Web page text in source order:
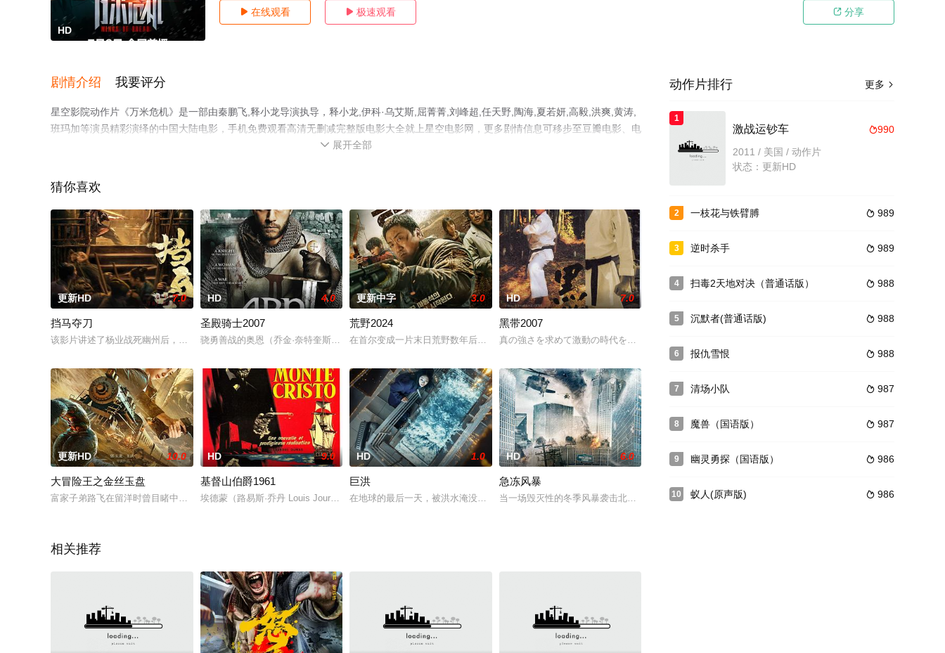
HD
 在线观看  极速观看  分享
剧情介绍 我要评分
星空影院动作片《万米危机》是一部由秦鹏飞,释小龙导演执导，释小龙,伊科·乌艾斯,屈菁菁,刘峰超,任天野,陶海,夏若妍,高毅,洪爽,黄涛,
班玛加等演员精彩演绎的中国大陆电影，手机免费观看高清无删减完整版电影大全就上星空电影网，更多剧情信息可移步至豆瓣电影、电
 展开全部
猜你喜欢
更新HD 7.0
挡马夺刀
该影片讲述了杨业战死幽州后，皇上御赐给杨家的九环金锋定宋宝刀落入辽邦，杨八姐与杨九妹悲愤之下前往辽国夺回宝刀，返程途
HD 4.0
圣殿骑士2007
骁勇善战的奥恩（乔金·奈特奎斯特 Joakim Nätterqvist 饰）爱上了美丽的贵族少女艾斯莉亚（索菲亚·海
更新中字 3.0
荒野2024
在首尔变成一片末日荒野数年后，一名坚韧猎人所亲近的少女被进行人体实验的疯狂医生绑架，他于是前去解救。
HD 7.0
黑带2007
真の強さを求めて激動の時代を駆け抜けた男たちの熱い闘いを、2人の空手家を主演に迎えて描いた本格ア
更新HD 10.0
大冒险王之金丝玉盘
富家子弟路飞在留洋时曾目睹中国文物大量外流，痛心不已，于是回国组建了一支打击文物走私的队伍。一次行动中，队伍无意中截
HD 9.0
基督山伯爵1961
埃德蒙（路易斯·乔丹 Louis Jourdan 饰）本是一个朝气蓬勃的年轻水手，他对生活充满了热情，与人为善的个性
HD 1.0
巨洪
在地球的最后一天，被洪水淹没的公寓中的这场奋力求生很快成为人类生存的最后希望。
HD 6.0
急冻风暴
当一场毁灭性的冬季风暴袭击北卡罗来纳州并创下历史最低气温记录时，整个北卡罗来纳州开始结冰。越来越
相关推荐
更多 
动作片排行
1
990
激战运钞车
2011 / 美国 / 动作片
状态：更新HD
2  989
一枝花与铁臂膊
3  989
逆时杀手
4  988
扫毒2天地对决（普通话版）
5  988
沉默者(普通话版)
6  988
报仇雪恨
7  987
清场小队
8  987
魔兽（国语版）
9  986
幽灵勇探（国语版）
10  986
蚁人(原声版)